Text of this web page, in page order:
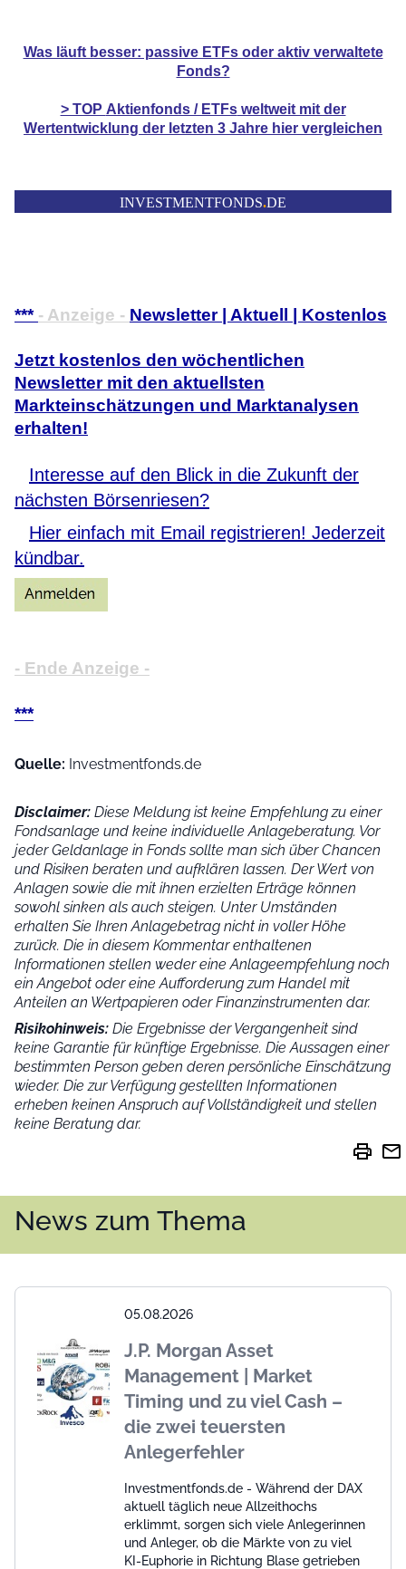
Was läuft besser: passive ETFs oder aktiv verwaltete
Fonds?
> TOP Aktienfonds / ETFsweltweit mit der
Wertentwicklung der letzten 3 Jahre hier vergleichen
INVESTMENTFONDS.DE
*** - Anzeige - Newsletter | Aktuell | Kostenlos
Jetzt kostenlos den wöchentlichen
Newsletter mit den aktuellsten
Markteinschätzungen und Marktanalysen
erhalten!
Interesse auf den Blick in die Zukunft der
nächsten Börsenriesen?
Hier einfach mit Email registrieren! Jederzeit
kündbar.
- Ende Anzeige -
***
Quelle: Investmentfonds.de
Disclaimer: Diese Meldung ist keine Empfehlung zu einer
Fondsanlage und keine individuelle Anlageberatung. Vor
jeder Geldanlage in Fonds sollte man sich über Chancen
und Risiken beraten und aufklären lassen. Der Wert von
Anlagen sowie die mit ihnen erzielten Erträge können
sowohl sinken als auch steigen. Unter Umständen
erhalten Sie Ihren Anlagebetrag nicht in voller Höhe
zurück. Die in diesem Kommentar enthaltenen
Informationen stellen weder eine Anlageempfehlung noch
ein Angebot oder eine Aufforderung zum Handel mit
Anteilen an Wertpapieren oder Finanzinstrumenten dar.
Risikohinweis: Die Ergebnisse der Vergangenheit sind
keine Garantie für künftige Ergebnisse. Die Aussagen einer
bestimmten Person geben deren persönliche Einschätzung
wieder. Die zur Verfügung gestellten Informationen
erheben keinen Anspruch auf Vollständigkeit und stellen
keine Beratung dar.
print mail
News zum Thema
05.08.2026
J.P. Morgan Asset
Management | Market
Timing und zu viel Cash –
die zwei teuersten
Anlegerfehler
Investmentfonds.de - Während der DAX
aktuell täglich neue Allzeithochs
erklimmt, sorgen sich viele Anlegerinnen
und Anleger, ob die Märkte von zu viel
KI-Euphorie in Richtung Blase getrieben